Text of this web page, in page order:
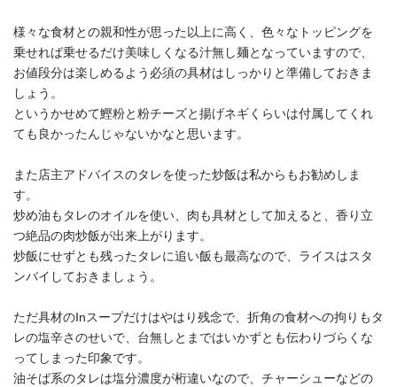
様々な食材との親和性が思った以上に高く、色々なトッピングを
乗せれば乗せるだけ美味しくなる汁無し麺となっていますので、
お値段分は楽しめるよう必須の具材はしっかりと準備しておきま
しょう。
というかせめて鰹粉と粉チーズと揚げネギくらいは付属してくれ
ても良かったんじゃないかなと思います。
また店主アドバイスのタレを使った炒飯は私からもお勧めしま
す。
炒め油もタレのオイルを使い、肉も具材として加えると、香り立
つ絶品の肉炒飯が出来上がります。
炒飯にせずとも残ったタレに追い飯も最高なので、ライスはスタ
ンバイしておきましょう。
ただ具材のInスープだけはやはり残念で、折角の食材への拘りもタ
レの塩辛さのせいで、台無しとまではいかずとも伝わりづらくな
ってしまった印象です。
油そば系のタレは塩分濃度が桁違いなので、チャーシューなどの